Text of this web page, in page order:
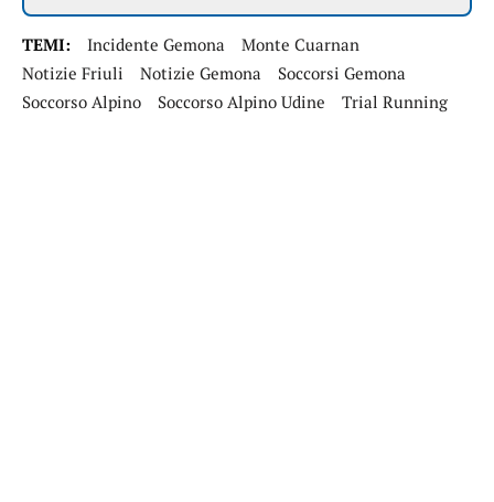
TEMI: Incidente Gemona
Monte Cuarnan
Notizie Friuli
Notizie Gemona
Soccorsi Gemona
Soccorso Alpino
Soccorso Alpino Udine Trial Running